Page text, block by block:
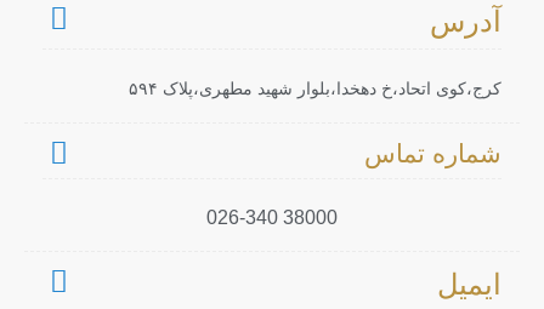
آدرس
کرج،کوی اتحاد،خ دهخدا،بلوار شهید مطهری،پلاک ۵۹۴
شماره تماس
38000 026-340
ایمیل